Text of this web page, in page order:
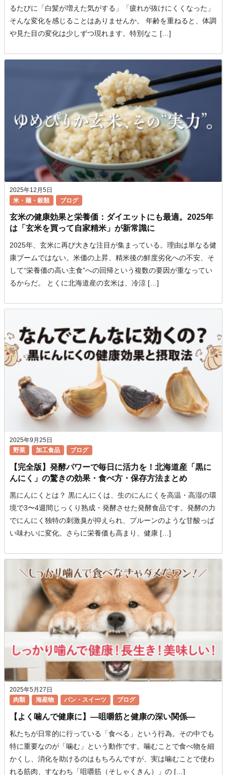
るたびに「白髪が増えた気がする」「疲れが抜けにくくなった」
そんな変化を感じることはありませんか。 年齢を重ねると、体調
や見た目の変化は少しずつ現れます。特別なこ […]
2025年12月5日
米・麺・穀類
ブログ
玄米の健康効果と栄養価：ダイエットにも最適。2025年
は「玄米を買って自家精米」が新常識に
2025年、玄米に再び大きな注目が集まっている。理由は単なる健
康ブームではない。米価の上昇、精米後の鮮度劣化への不安、そ
して“栄養価の高い主食”への回帰という複数の要因が重なってい
るからだ。 とくに北海道産の玄米は、冷涼 […]
2025年9月25日
野菜
加工食品 ブログ
【完全版】発酵パワーで毎日に活力を！北海道産「黒に
んにく」の驚きの効果・食べ方・保存方法まとめ
黒にんにくとは？ 黒にんにくは、生のにんにくを高温・高湿の環
境で3〜4週間じっくり熟成・発酵させた発酵食品です。発酵の力
でにんにく独特の刺激臭が抑えられ、プルーンのような甘酸っぱ
い味わいに変化。さらに栄養価も高まり、健康 […]
2025年5月27日
肉類
海産物 パン・スイーツ ブログ
【よく噛んで健康に】―咀嚼筋と健康の深い関係―
私たちが日常的に行っている「食べる」という行為。その中でも
特に重要なのが「噛む」という動作です。噛むことで食べ物を細
かくし、消化を助けるのはもちろんですが、実は噛むことで使わ
れる筋肉、すなわち「咀嚼筋（そしゃくきん）」の […]